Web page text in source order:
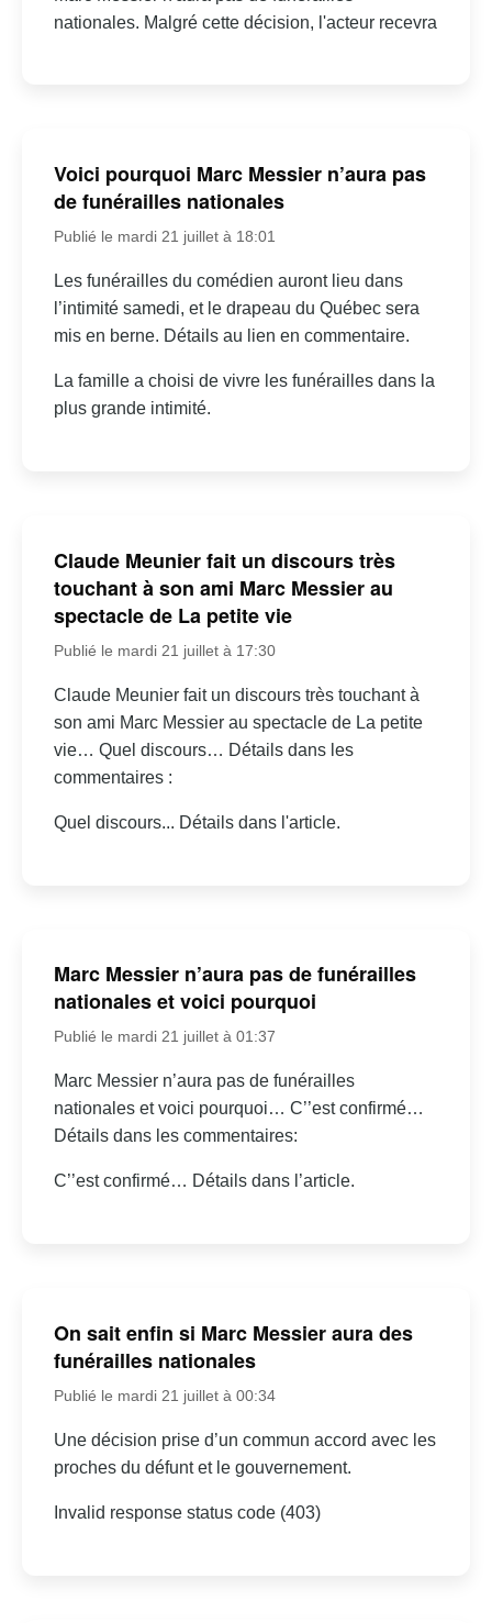
nationales. Malgré cette décision, l'acteur recevra
Voici pourquoi Marc Messier n’aura pas
de funérailles nationales
Publié le mardi 21 juillet à 18:01
Les funérailles du comédien auront lieu dans
l’intimité samedi, et le drapeau du Québec sera
mis en berne. Détails au lien en commentaire.
La famille a choisi de vivre les funérailles dans la
plus grande intimité.
Claude Meunier fait un discours très
touchant à son ami Marc Messier au
spectacle de La petite vie
Publié le mardi 21 juillet à 17:30
Claude Meunier fait un discours très touchant à
son ami Marc Messier au spectacle de La petite
vie… Quel discours… Détails dans les
commentaires :
Quel discours... Détails dans l'article.
Marc Messier n’aura pas de funérailles
nationales et voici pourquoi
Publié le mardi 21 juillet à 01:37
Marc Messier n’aura pas de funérailles
nationales et voici pourquoi… C’’est confirmé…
Détails dans les commentaires:
C’’est confirmé… Détails dans l’article.
On sait enfin si Marc Messier aura des
funérailles nationales
Publié le mardi 21 juillet à 00:34
Une décision prise d’un commun accord avec les
proches du défunt et le gouvernement.
Invalid response status code (403)